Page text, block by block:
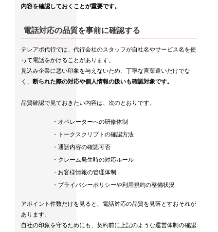
内容を確認しておくことが重要です。
電話対応の品質を事前に確認する
テレアポ代行では、代行会社のスタッフが自社名やサービス名を使
って電話をかけることがあります。
見込み企業に悪い印象を与えないため、丁寧な言葉遣いだけでな
く、
断られた際の対応や個人情報の扱いも確認対象です。
品質確認で見ておきたい内容は、次のとおりです。
・オペレーターへの研修体制
・トークスクリプトの確認方法
・通話内容の確認可否
・クレーム発生時の対応ルール
・お客様情報の管理体制
・プライバシーポリシーや利用規約の整備状況
アポイント件数だけを見ると、電話対応の品質を見落とすおそれが
あります。
自社の印象を守るためにも、契約前に上記のような運営体制の確認